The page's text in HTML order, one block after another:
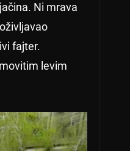
Ni mrava
fajter.
levim